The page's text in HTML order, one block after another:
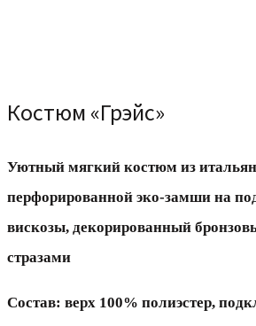
Костюм «Грэйс»
Уютный мягкий костюм из
перфорированной эко-замши на
вискозы, декорированный
стразами
Cостав: верх 100% полиэстер,